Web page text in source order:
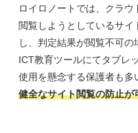
ロイロノートでは、クラ
閲覧しようとしているサ
し、判定結果が閲覧不可の
ICT教育ツールにてタブレ
使用を懸念する保護者も
健全なサイト閲覧の防止が